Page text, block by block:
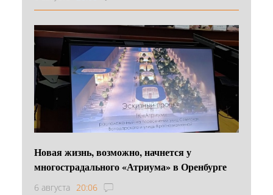
Новая жизнь, возможно, начнется у
многострадального «Атриума» в Оренбурге
6 августа 20:06